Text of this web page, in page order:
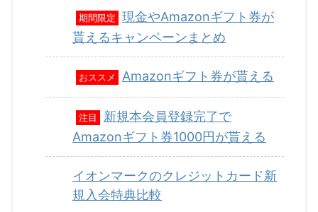
期間限定
現金やAmazonギフト券が
貰えるキャンペーンまとめ
おススメ Amazonギフト券が貰える
注目
新規本会員登録完了で
Amazonギフト券1000円が貰える
イオンマークのクレジットカード新
規入会特典比較